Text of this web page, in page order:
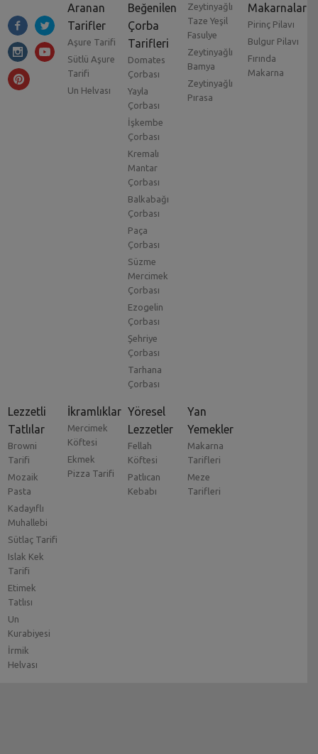
Aranan
Tarifler
Aşure Tarifi
Sütlü Aşure
Tarifi
Un Helvası
Beğenilen
Çorba
Tarifleri
Domates
Çorbası
Yayla
Çorbası
İşkembe
Çorbası
Kremalı
Mantar
Çorbası
Balkabağı
Çorbası
Paça
Çorbası
Süzme
Mercimek
Çorbası
Ezogelin
Çorbası
Şehriye
Çorbası
Tarhana
Çorbası
Zeytinyağlı
Taze Yeşil
Fasulye
Zeytinyağlı
Bamya
Zeytinyağlı
Pırasa
Makarnalar
Pirinç Pilavı
Bulgur Pilavı
Fırında
Makarna
Lezzetli
Tatlılar
Browni
Tarifi
Mozaik
Pasta
Kadayıflı
Muhallebi
Sütlaç Tarifi
Islak Kek
Tarifi
Etimek
Tatlısı
Un
Kurabiyesi
İrmik
Helvası
İkramlıklar
Mercimek
Köftesi
Ekmek
Pizza Tarifi
Yöresel
Lezzetler
Fellah
Köftesi
Patlıcan
Kebabı
Yan
Yemekler
Makarna
Tarifleri
Meze
Tarifleri